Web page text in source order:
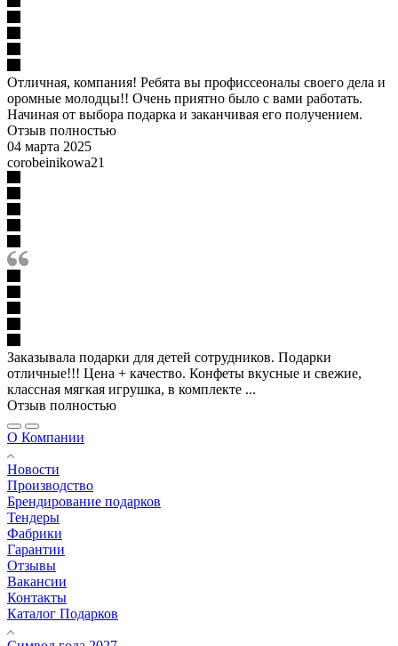
Отличная, компания! Ребята вы профиссеоналы своего дела и
оромные молодцы!! Очень приятно было с вами работать.
Начиная от выбора подарка и заканчивая его получением.
Отзыв полностью
04 марта 2025
corobeinikowa21
Заказывала подарки для детей сотрудников. Подарки
отличные!!! Цена + качество. Конфеты вкусные и свежие,
классная мягкая игрушка, в комплекте ...
Отзыв полностью
О Компании
Новости
Производство
Брендирование подарков
Тендеры
Фабрики
Гарантии
Отзывы
Вакансии
Контакты
Каталог Подарков